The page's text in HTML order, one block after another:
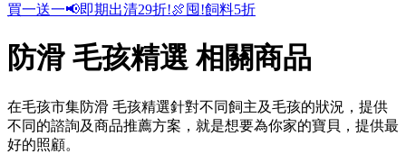
買一送一📢即期出清29折!🍖囤!飼料5折
防滑 毛孩精選 相關商品
在毛孩市集防滑 毛孩精選針對不同飼主及毛孩的狀況，提供
不同的諮詢及商品推薦方案，就是想要為你家的寶貝，提供最
好的照顧。